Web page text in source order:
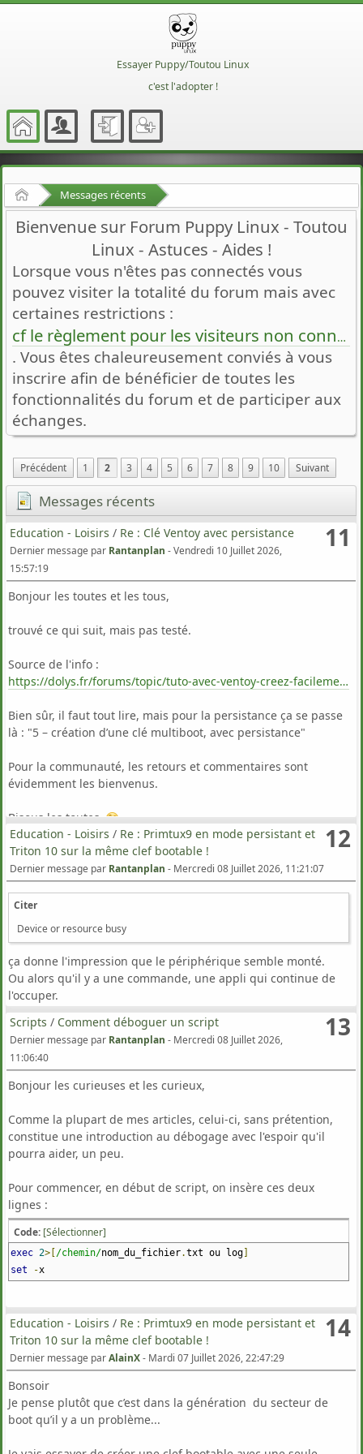
Essayer Puppy/Toutou Linux
c'est l'adopter !
Accueil Messages récents
Bienvenue sur Forum Puppy Linux - Toutou
Linux - Astuces - Aides !
Lorsque vous n'êtes pas connectés vous
pouvez visiter la totalité du forum mais avec
certaines restrictions :
cf le règlement pour les visiteurs non connectés
. Vous êtes chaleureusement conviés à vous
inscrire afin de bénéficier de toutes les
fonctionnalités du forum et de participer aux
échanges.
Précédent 1 2 3 4 5 6 7 8 9 10 Suivant
Messages récents
11
Education - Loisirs / Re : Clé Ventoy avec persistance
Dernier message par Rantanplan -Vendredi 10 Juillet 2026,
15:57:19
Bonjour les toutes et les tous,
trouvé ce qui suit, mais pas testé.
Source de l'info :
https://dolys.fr/forums/topic/tuto-avec-ventoy-creez-facilement-une-cle-usb-gerant-la-persistance/
Bien sûr, il faut tout lire, mais pour la persistance ça se passe
là : "5 – création d’une clé multiboot, avec persistance"
Pour la communauté, les retours et commentaires sont
évidemment les bienvenus.
Bisous les toutes,
Virile poignée de pogne les tous.
Amitiés.
12
Education - Loisirs / Re : Primtux9 en mode persistant et
Triton 10 sur la même clef bootable !
Dernier message par Rantanplan - Mercredi 08 Juillet 2026, 11:21:07
Citer
Device or resource busy
ça donne l'impression que le périphérique semble monté.
Ou alors qu'il y a une commande, une appli qui continue de
l'occuper.
13
Scripts / Comment déboguer un script
Dernier message par Rantanplan - Mercredi 08 Juillet 2026,
11:06:40
Bonjour les curieuses et les curieux,
Comme la plupart de mes articles, celui-ci, sans prétention,
constitue une introduction au débogage avec l'espoir qu'il
pourra aider, un peu.
Pour commencer, en début de script, on insère ces deux
lignes :
Code: [Sélectionner]
exec 2>[ /chemin/nom_du_fichier.txt ou log
set
-x
et à la fin de la partie à déboguer ou du script, on ajoutera :
Code: [Sélectionner]
set +x
C'est le minimum.
Lorsque l'exécution du script s'achève, il reste à ouvrir
14
Education - Loisirs / Re : Primtux9 en mode persistant et
Triton 10 sur la même clef bootable !
Dernier message parAlainX- Mardi 07 Juillet 2026, 22:47:29
Bonsoir
Je pense plutôt que c’est dans la génération du secteur de
boot qu’il y a un problème...